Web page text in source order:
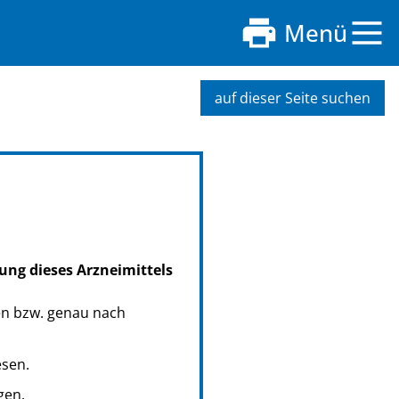
Menü
auf dieser Seite suchen
dieses Arzneimittels
bzw. genau nach